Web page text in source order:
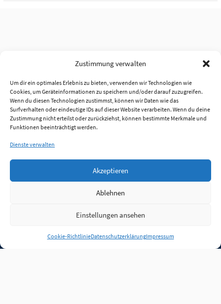
Zustimmung verwalten
Um dir ein optimales Erlebnis zu bieten, verwenden wir Technologien wie
Cookies, um Geräteinformationen zu speichern und/oder darauf zuzugreifen.
Wenn du diesen Technologien zustimmst, können wir Daten wie das
Surfverhalten oder eindeutige IDs auf dieser Website verarbeiten. Wenn du deine
Zustimmung nicht erteilst oder zurückziehst, können bestimmte Merkmale und
Funktionen beeinträchtigt werden.
Dienste verwalten
Akzeptieren
Ablehnen
Einstellungen ansehen
Cookie-RichtlinieDatenschutzerklärungImpressum
Anmelden
Jobs Partner FAQ Quellen